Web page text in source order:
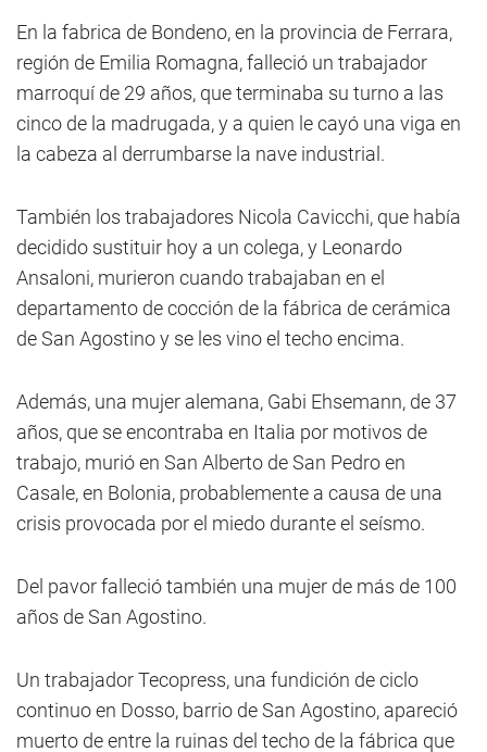
En la fabrica de Bondeno, en la provincia de Ferrara,
región de Emilia Romagna, falleció un trabajador
marroquí de 29 años, que terminaba su turno a las
cinco de la madrugada, y a quien le cayó una viga en
la cabeza al derrumbarse la nave industrial.
También los trabajadores Nicola Cavicchi, que había
decidido sustituir hoy a un colega, y Leonardo
Ansaloni, murieron cuando trabajaban en el
departamento de cocción de la fábrica de cerámica
de San Agostino y se les vino el techo encima.
Además, una mujer alemana, Gabi Ehsemann, de 37
años, que se encontraba en Italia por motivos de
trabajo, murió en San Alberto de San Pedro en
Casale, en Bolonia, probablemente a causa de una
crisis provocada por el miedo durante el seísmo.
Del pavor falleció también una mujer de más de 100
años de San Agostino.
Un trabajador Tecopress, una fundición de ciclo
continuo en Dosso, barrio de San Agostino, apareció
muerto de entre la ruinas del techo de la fábrica que